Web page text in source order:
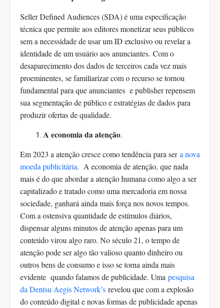
Seller Defined Audiences (SDA) é uma especificação
técnica que permite aos editores monetizar seus públicos
sem a necessidade de usar um ID exclusivo ou revelar a
identidade de um usuário aos anunciantes. Com o
desaparecimento dos dados de terceiros cada vez mais
proeminentes, se familiarizar com o recurso se tornou
fundamental para que anunciantes e publisher repensem
sua segmentação de público e estratégias de dados para
produzir ofertas de qualidade.
A economia da atenção.
Em 2023 a atenção cresce como tendência para sera nova
moeda publicitária. A economia de atenção, que nada
mais é do que abordar a atenção humana como algo a ser
capitalizado e tratado como uma mercadoria em nossa
sociedade, ganhará ainda mais força nos novos tempos.
Com a ostensiva quantidade de estímulos diários,
dispensar alguns minutos de atenção apenas para um
conteúdo virou algo raro. No século 21, o tempo de
atenção pode ser algo tão valioso quanto dinheiro ou
outros bens de consumo e isso se torna ainda mais
evidente quando falamos de publicidade. Uma pesquisa
da Dentsu Aegis Network’s revelou que com a explosão
do conteúdo digital e novas formas de publicidade apenas